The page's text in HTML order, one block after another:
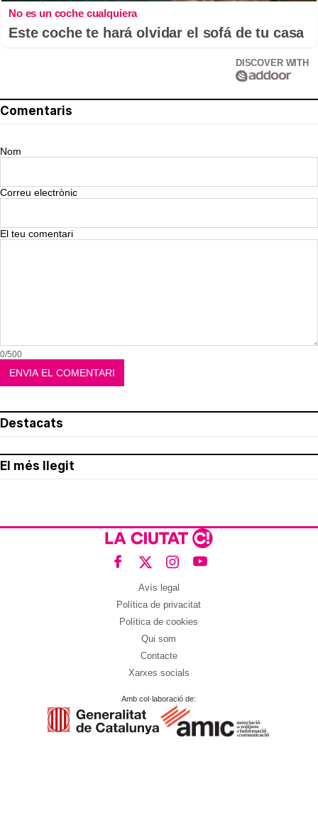
No es un coche cualquiera
Este coche te hará olvidar el sofá de tu casa
DISCOVER WITH
Comentaris
Nom
Correu electrònic
El teu comentari
0/500
Destacats
El més llegit
Avís legal
Política de privacitat
Política de cookies
Qui som
Contacte
Xarxes socials
Amb col·laboració de: